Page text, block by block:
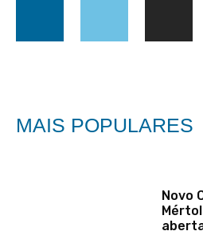
MAIS POPULARES
Novo